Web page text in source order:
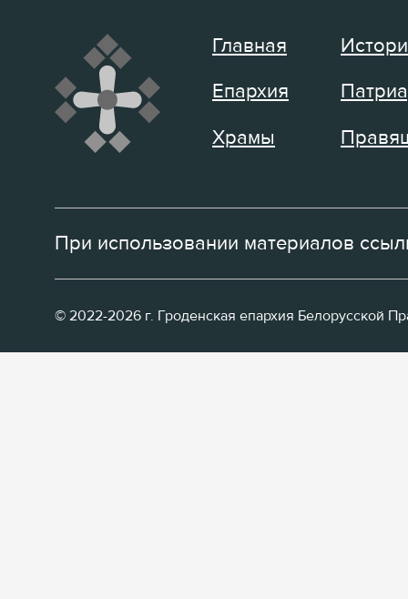
Главная
Епархия
Храмы
При использовании материалов
© 2022-2026 г. Гроденская епархия Белорусской